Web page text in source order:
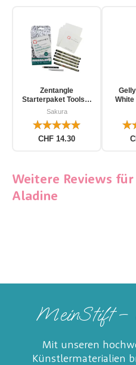
Zentangle
Starterpaket Toolset
für Einsteiger 12-
Sakura
CHF 14.30
White
Weitere Reviews
Aladine
MeinStift –
Mit unseren
Künstlermaterialien